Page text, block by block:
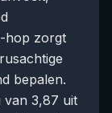
hop zorgt
bepalen.
van 3,87 uit